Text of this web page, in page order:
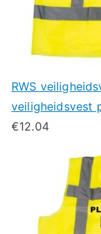
RWS
veiligheidsvest
€12.04